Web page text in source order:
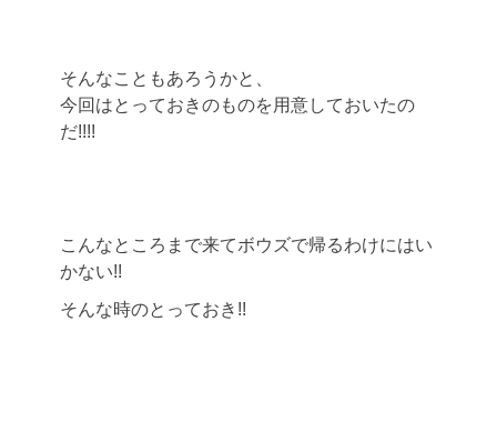
そんなこともあろうかと、
今回はとっておきのものを用意しておいたの
だ!!!!
こんなところまで来てボウズで帰るわけにはい
かない!!
そんな時のとっておき!!